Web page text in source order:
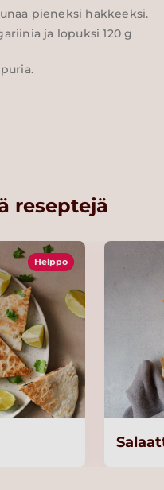
pieneksi hakkeeksi.
ja lopuksi 120 g
reseptejä
Helppo